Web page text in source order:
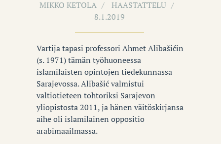
MIKKO KETOLA
HAASTATTELU
8.1.2019
Vartija tapasi professori Ahmet Alibašićin
(s. 1971) tämän työhuoneessa
islamilaisten opintojen tiedekunnassa
Sarajevossa. Alibašić valmistui
valtiotieteen tohtoriksi Sarajevon
yliopistosta 2011, ja hänen väitöskirjansa
aihe oli islamilainen oppositio
arabimaailmassa.